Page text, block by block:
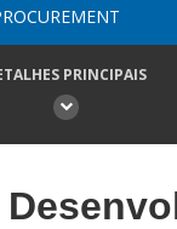
PRINCIPAIS